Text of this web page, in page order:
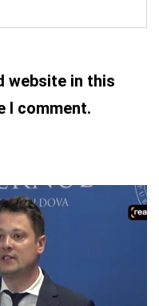
website in this
I comment.